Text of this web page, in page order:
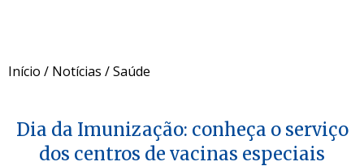
Início / Notícias /Saúde
Dia da Imunização: conheça o serviço
dos centros de vacinas especiais